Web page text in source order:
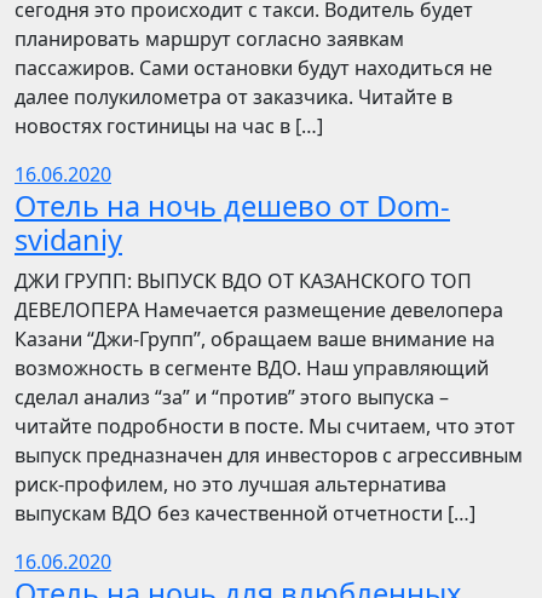
сегодня это происходит с такси. Водитель будет
планировать маршрут согласно заявкам
пассажиров. Сами остановки будут находиться не
далее полукилометра от заказчика. Читайте в
новостях гостиницы на час в […]
16.06.2020
Отель на ночь дешево от Dom-
svidaniy
​​ДЖИ ГРУПП: ВЫПУСК ВДО ОТ КАЗАНСКОГО ТОП
ДЕВЕЛОПЕРА Намечается размещение девелопера
Казани “Джи-Групп”, обращаем ваше внимание на
возможность в сегменте ВДО. Наш управляющий
сделал анализ “за” и “против” этого выпуска –
читайте подробности в посте. Мы считаем, что этот
выпуск предназначен для инвесторов с агрессивным
риск-профилем, но это лучшая альтернатива
выпускам ВДО без качественной отчетности […]
16.06.2020